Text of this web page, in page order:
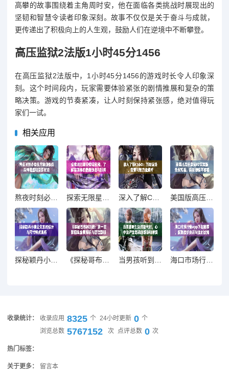
高攀的故事围绕着主角周时安，他在面临各类挑战时展现出的
坚韧和智慧令读者印象深刻。故事不仅仅是关于奋斗与成就，
更传递出了积极向上的人生观，鼓励人们在逆境中不断攀登。
高压监狱2法版1小时45分1456
在高压监狱2法版中，1小时45分1456的游戏时长令人印象深
刻。这个时间段内，玩家需要体验紧张的剧情推展和复杂的策
略决策。游戏的节奏紧凑，让人时刻保持紧张感，绝对值得玩
家们一试。
相关应用
深入了解CSGO：游戏玩法、背景与魅力全解析
探秘颖丹小镇公交车的设计与尺寸特点解析 《探秘哥布林洞窟：第一至第四集全景解析与冒险回顾》 当男孩听到女孩喘气时，心中会产生怎样的想法和感受 海口市场行情app下载推荐，获取最新资讯与实时数据分析
收录统计： 收录应用 8325 个 24小时更新 0 个
浏览总数 5767152 次 点评总数 0 次
热门标签：
关于更多： 留言本